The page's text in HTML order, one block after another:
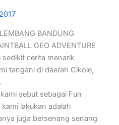
BANDUNG
GEO ADVENTURE
cerita menarik
tangani di daerah Cikole,
sebut sebagai Fun
lakukan adalah
juga bersenang senang